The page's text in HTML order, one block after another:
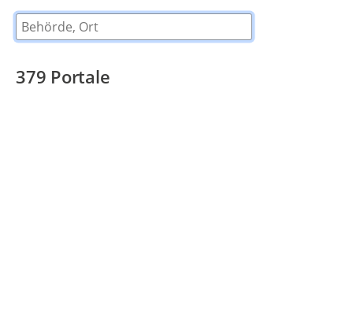
Behörde, Ort
379 Portale